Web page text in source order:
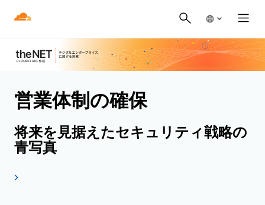
営業体制の確保
将来を見据えたセキュリティ戦略の
青写真